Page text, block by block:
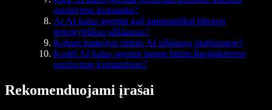
pardavimo komandai?
Ar AI balso agentai gali automatiškai filtruoti
nekokybiškas užklausas?
Kokias funkcijas rinktis AI užklausų platformoje?
Kodėl AI balso agentai tampa būtini šiuolaikinėms
pardavimų komandoms?
Rekomenduojami įrašai